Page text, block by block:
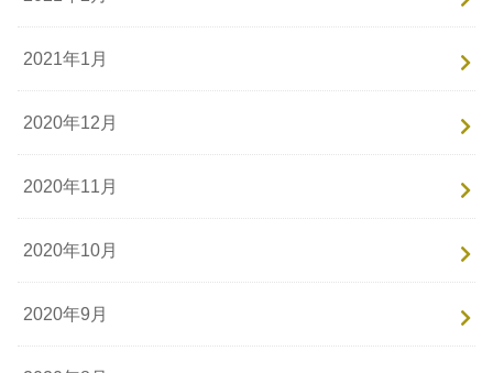
2021年1月
2020年12月
2020年11月
2020年10月
2020年9月